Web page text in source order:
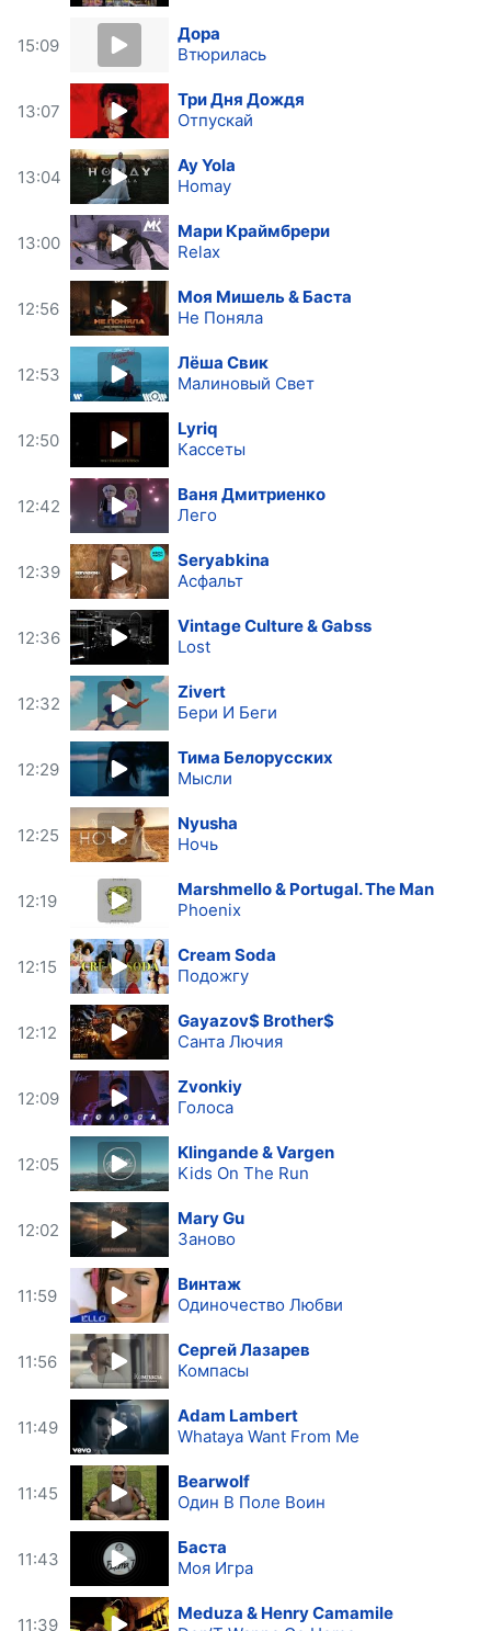
15:09
Дора
Втюрилась
13:07
Три Дня Дождя
Отпускай
13:04
Ay Yola
Homay
13:00
Мари Краймбрери
Relax
12:56
Моя Мишель & Баста
Не Поняла
12:53
Лёша Свик
Малиновый Свет
12:50
Lyriq
Кассеты
12:42
Ваня Дмитриенко
Лего
12:39
Seryabkina
Асфальт
12:36
Vintage Culture & Gabss
Lost
12:32
Zivert
Бери И Беги
12:29
Тима Белорусских
Мысли
12:25
Nyusha
Ночь
12:19
Marshmello & Portugal. The Man
Phoenix
12:15
Cream Soda
Подожгу
12:12
Gayazov$ Brother$
Санта Лючия
12:09
Zvonkiy
Голоса
12:05
Klingande & Vargen
Kids On The Run
12:02
Mary Gu
Заново
11:59
Винтаж
Одиночество Любви
11:56
Сергей Лазарев
Компасы
11:49
Adam Lambert
Whataya Want From Me
11:45
Bearwolf
Один В Поле Воин
11:43
Баста
Моя Игра
11:39
Meduza & Henry Camamile